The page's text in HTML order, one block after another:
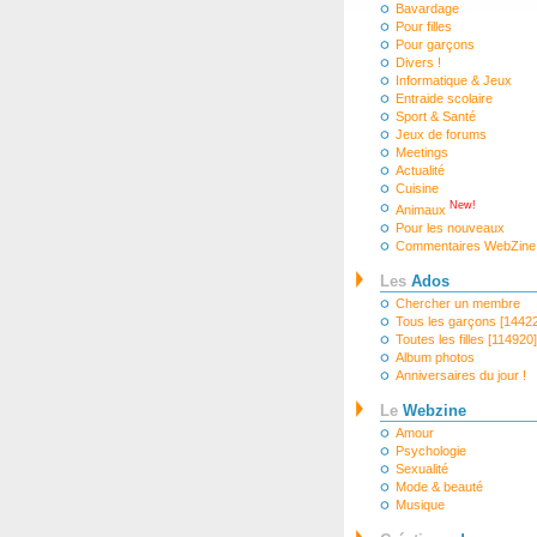
Bavardage
Pour filles
Pour garçons
Divers !
Informatique & Jeux
Entraide scolaire
Sport & Santé
Jeux de forums
Meetings
Actualité
Cuisine
Animaux New!
Pour les nouveaux
Commentaires WebZine
Les Ados
Chercher un membre
Tous les garçons
Toutes les filles [114920]
Album photos
Anniversaires du jour !
Le Webzine
Amour
Psychologie
Sexualité
Mode & beauté
Musique